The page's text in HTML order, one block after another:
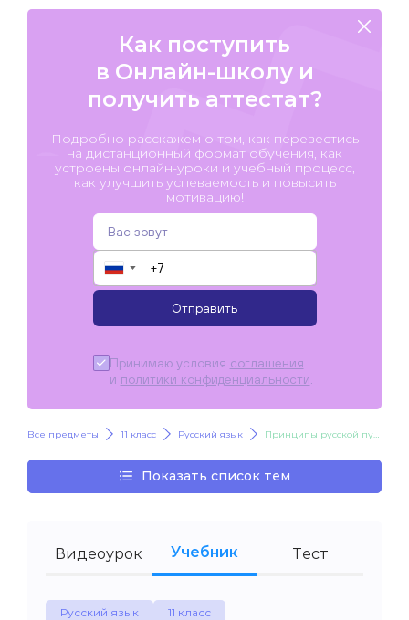
Как поступить
в Онлайн-школу и
получить аттестат?
Подробно расскажем о том, как перевестись
на дистанционный формат обучения, как
устроены онлайн-уроки и учебный процесс,
как улучшить успеваемость и повысить
мотивацию!
▼
Отправить
Принимаю условия соглашения
и политики конфиденциальности
Все предметы 11 класс Русский язык Принципы русской пунктуации
Показать список тем
Видеоурок Учебник Тест
Русский язык
11 класс